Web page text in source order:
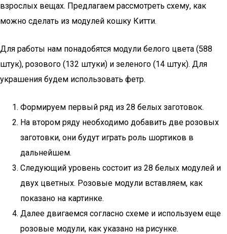
взрослых вещах. Предлагаем рассмотреть схему, как
можно сделать из модулей кошку Китти.
Для работы нам понадобятся модули белого цвета (588
штук), розового (132 штуки) и зеленого (14 штук). Для
украшения будем использовать фетр.
Формируем первый ряд из 28 белых заготовок.
На втором ряду необходимо добавить две розовых
заготовки, они будут играть роль шортиков в
дальнейшем.
Следующий уровень состоит из 28 белых модулей и
двух цветных. Розовые модули вставляем, как
показано на картинке.
Далее двигаемся согласно схеме и используем еще
розовые модули, как указано на рисунке.